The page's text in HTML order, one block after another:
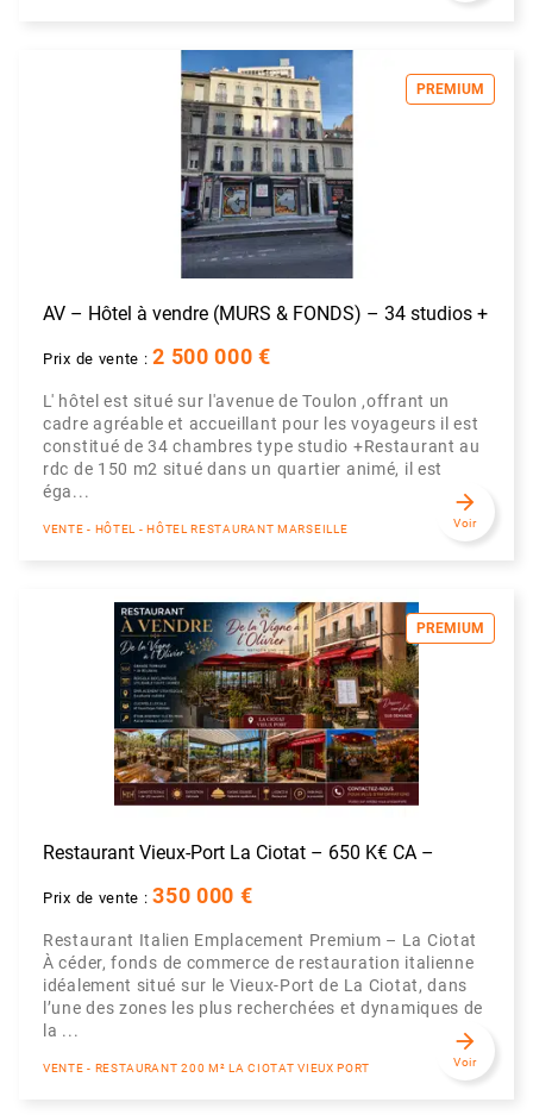
PREMIUM
AV – Hôtel à vendre (MURS & FONDS) – 34 studios +
Prix de vente :2 500 000 €
L' hôtel est situé sur l'avenue de Toulon ,offrant un
cadre agréable et accueillant pour les voyageurs il est
constitué de 34 chambres type studio +Restaurant au
rdc de 150 m2 situé dans un quartier animé, il est
éga...
VENTE - HÔTEL - HÔTEL RESTAURANT MARSEILLE
arrow_forward
Voir
PREMIUM
Restaurant Vieux-Port La Ciotat – 650 K€ CA –
Prix de vente :350 000 €
Restaurant Italien Emplacement Premium – La Ciotat
À céder, fonds de commerce de restauration italienne
idéalement situé sur le Vieux-Port de La Ciotat, dans
l’une des zones les plus recherchées et dynamiques de
la ...
VENTE - RESTAURANT 200 M² LA CIOTAT VIEUX PORT
arrow_forward
Voir